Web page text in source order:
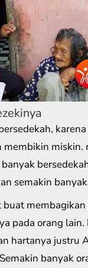
membikin miskin.
semakin
membagikan
pada orang lain.
hartanya justru
banyak